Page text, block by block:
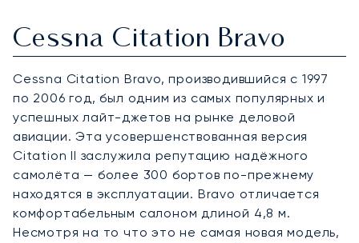
Cessna Citation Bravo
Cessna Citation Bravo, производившийся с 1997
по 2006 год, был одним из самых популярных и
успешных лайт-джетов на рынке деловой
авиации. Эта усовершенствованная версия
Citation II заслужила репутацию надёжного
самолёта — более 300 бортов по-прежнему
находятся в эксплуатации. Bravo отличается
комфортабельным салоном длиной 4,8 м.
Несмотря на то что это не самая новая модель,